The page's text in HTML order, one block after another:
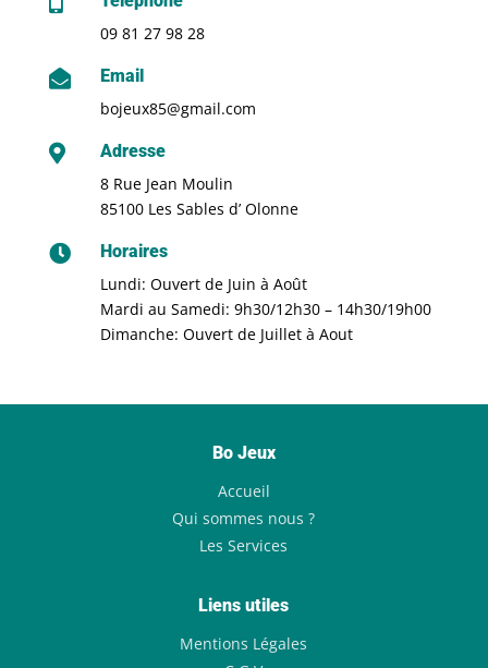
09 81 27 98 28

Email
bojeux85@gmail.com

Adresse
8 Rue Jean Moulin
85100 Les Sables d’ Olonne

Horaires
Lundi: Ouvert de Juin à Août
Mardi au Samedi: 9h30/12h30 – 14h30/19h00
Dimanche: Ouvert de Juillet à Aout
Bo Jeux
Accueil
Qui sommes nous ?
Les Services
Liens utiles
Mentions Légales